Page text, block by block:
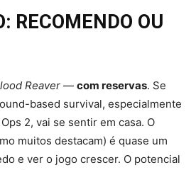
RECOMENDO OU
Reaver — com reservas. Se
based survival, especialmente
2, vai se sentir em casa. O
muitos destacam) é quase um
e ver o jogo crescer. O potencial